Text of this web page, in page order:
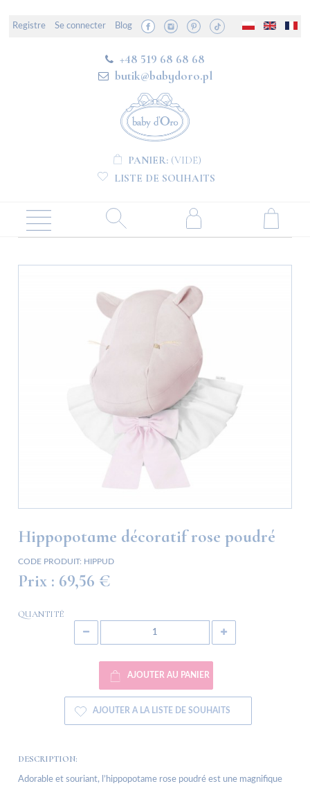
Registre Se connecter Blog
+48 519 68 68 68
butik@babydoro.pl
PANIER: (VIDE)
LISTE DE SOUHAITS
Hippopotame décoratif rose poudré
CODE PRODUIT: HIPPUD
Prix : 69,56 €
QUANTITÉ
AJOUTER AU PANIER
AJOUTER A LA LISTE DE SOUHAITS
DESCRIPTION:
Adorable et souriant, l’hippopotame rose poudré est une magnifique